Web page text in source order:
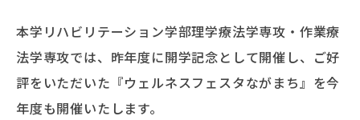
本学リハビリテーション学部理学療法学専攻・作業療
法学専攻では、昨年度に開学記念として開催し、ご好
評をいただいた『ウェルネスフェスタながまち』を今
年度も開催いたします。